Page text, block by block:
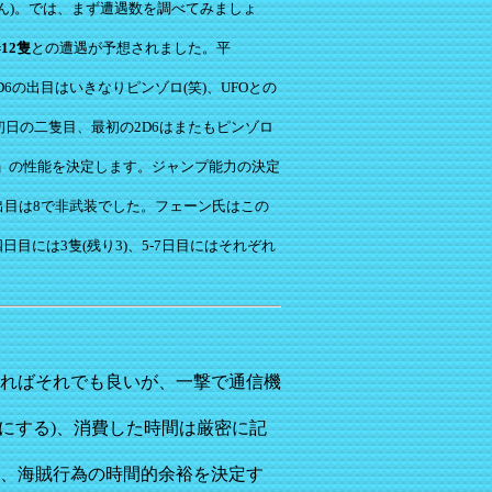
)。では、まず遭遇数を調べてみましょ
隻との遭遇が予想されました。平
出目はいきなりピンゾロ(笑)、UFOとの
の二隻目、最初の2D6はまたもピンゾロ
の性能を決定します。ジャンプ能力の決定
は8で非武装でした。フェーン氏はこの
目には3隻(残り3)、5-7日目にはそれぞれ
ばそれでも良いが、一撃で通信機
する)、消費した時間は厳密に記
海賊行為の時間的余裕を決定す